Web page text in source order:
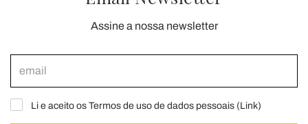
Assine a nossa newsletter
Li e aceito os Termos de uso de dados pessoais (Link)